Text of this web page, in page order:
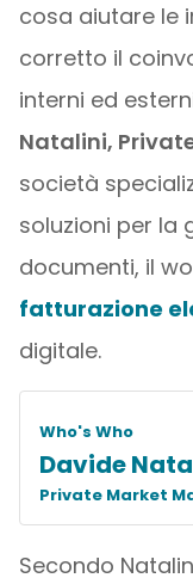
cosa aiutare le
corretto il
interni ed
Natalini,
società
soluzioni per la
documenti, il
fatturazione
digitale.
Who's Who
Davide
Private Market
Secondo